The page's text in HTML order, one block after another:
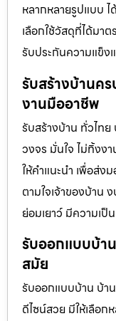
หลากหลายรูปแบบ ไ
เลือกใช้วัสดุที่ได้มา
รับประกันความแข็ง
รับสร้างบ้านค
งานมืออาชีพ
รับสร้างบ้าน ทั่วไท
วงจร มั่นใจ ไม่ทิ้งง
ให้คำแนะนำ เพื่อส่
ตามใจเจ้าของบ้าน
ย่อมเยาว์ มีความเป็
รับออกแบบบ้า
สมัย
รับออกแบบบ้าน บ้า
ดีไซน์สวย มีให้เลือก